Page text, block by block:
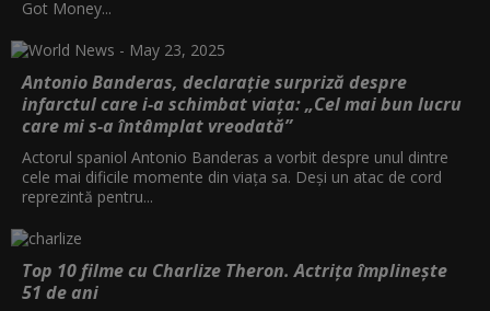
Got Money...
Antonio Banderas, declarație surpriză despre
infarctul care i-a schimbat viața: „Cel mai bun lucru
care mi s-a întâmplat vreodată”
Actorul spaniol Antonio Banderas a vorbit despre unul dintre
cele mai dificile momente din viața sa. Deși un atac de cord
reprezintă pentru...
Top 10 filme cu Charlize Theron. Actrița împlinește
51 de ani